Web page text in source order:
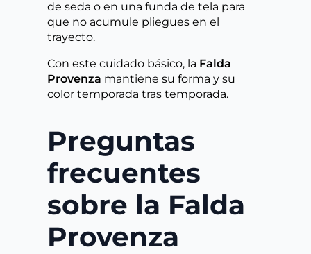
de seda o en una funda de tela para
que no acumule pliegues en el
trayecto.
Con este cuidado básico, la Falda
Provenza mantiene su forma y su
color temporada tras temporada.
Preguntas
frecuentes
sobre la Falda
Provenza